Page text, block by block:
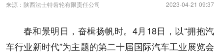
来源：陕西法士特齿轮有限责任公司 2023-04-21 09:37
春和景明日，奋楫扬帆时。4月18日，以“拥抱汽
车行业新时代”为主题的第二十届国际汽车工业展览会